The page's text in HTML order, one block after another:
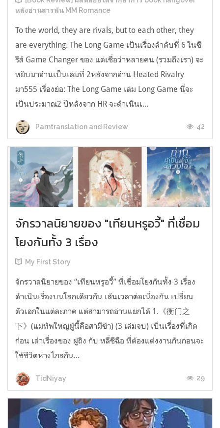
หลังอ่านสารพัน MM Romance
To the world, they are rivals, but to each other, they
are everything. The Long Game เป็นเรื่องลำดับที่ 6 ในซี
รีส์ Game Changer ของ แต่เชื่อว่าหลายคน (รวมถึงเรา) จะ
หยิบมาอ่านเป็นเล่มที่ 2หลังจากอ่าน Heated Rivalry
มา555 เรื่องย่อ: The Long Game เล่ม Long Game นี่จะ
เป็นประมาณ2 ปีหลังจาก HR จะดำเนินเ...
Parntranslation and Review 42
จักรวาลนิยายของ "เทียนหรูอวี้" ที่เชื่อม
โยงกันทั้ง 3 เรื่อง
My First Story
จักรวาลนิยายของ “เทียนหรูอวี้” ที่เชื่อมโยงกันทั้ง 3 เรื่อง
ดำเนินเรื่องบนโลกเดียวกัน เส้นเวลาต่อเนื่องกัน เปลี่ยน
ตัวเอกในแต่ละภาค แต่สามารถอ่านแยกได้ 1.《衡门之
下》(แม่ทัพใหญ่ผู้นี้คือสามีข้า) (3 เล่มจบ) เป็นเรื่องที่เกิด
ก่อน เล่าเรื่องของ ฝูถิง กับ หลี่ชีฉือ ที่ต้องแต่งงานกันก่อนจะ
ใช้ชีวิตห่างไกลกัน...
TidNiyay 29